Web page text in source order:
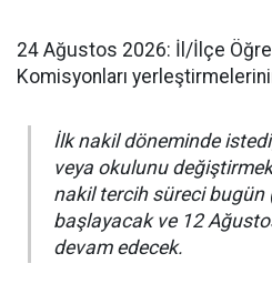
​24 Ağustos 2026: İl/İlçe
Komisyonları
​İlk nakil döneminde
veya okulunu
nakil tercih süreci bugün
başlayacak ve 12
devam edecek.